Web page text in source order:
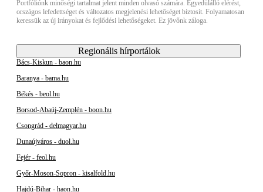
Portfóliónk minőségi tartalmat jelent minden olvasó számára. Egyedülálló elérést,
országos lefedettséget és változatos megjelenési lehetőséget biztosít. Folyamatosan
keressük az új irányokat és fejlődési lehetőségeket. Ez jövőnk záloga.
Regionális hírportálok
Bács-Kiskun - baon.hu
Baranya - bama.hu
Békés - beol.hu
Borsod-Abaúj-Zemplén - boon.hu
Csongrád - delmagyar.hu
Dunaújváros - duol.hu
Fejér - feol.hu
Győr-Moson-Sopron - kisalfold.hu
Hajdú-Bihar - haon.hu